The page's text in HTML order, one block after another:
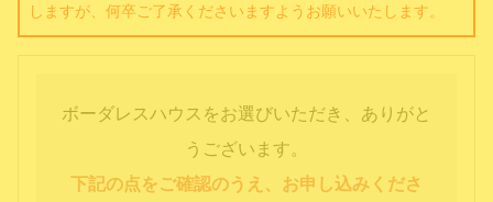
しますが、何卒ご了承くださいますようお願いいたします。
ボーダレスハウスをお選びいただき、ありがと
うございます。
下記の点をご確認のうえ、お申し込みくださ